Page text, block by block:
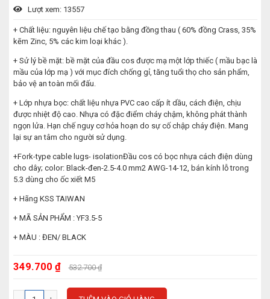
Lượt xem: 13557
+ Chất liệu: nguyên liệu chế tạo bằng đồng thau ( 60% đồng Crass, 35%
kẽm Zinc, 5% các kim loại khác ).
+ Sử lý bề mặt: bề mặt của đầu cos được mạ một lớp thiếc ( mầu bạc là
mầu của lớp mạ ) với mục đích chống gỉ, tăng tuổi thọ cho sản phẩm,
bảo vệ an toàn mối đấu.
+ Lớp nhựa bọc: chất liệu nhựa PVC cao cấp ít dầu, cách điện, chịu
được nhiệt độ cao. Nhựa có đặc điểm cháy chậm, không phát thành
ngọn lửa. Hạn chế nguy cơ hỏa hoạn do sự cố chập cháy điện. Mang
lại sự an tâm cho người sử dụng.
+Fork-type cable lugs- isolationĐầu cos có bọc nhựa cách điện dùng
cho dây; color: Black-đen-2.5-4.0 mm2 AWG-14-12, bán kính lỗ trong
5.3 dùng cho ốc xiết M5
+ Hãng KSS TAIWAN
+ MÃ SẢN PHẨM : YF3.5-5
+ MÀU : ĐEN/ BLACK
349.700 ₫ 532.700 ₫